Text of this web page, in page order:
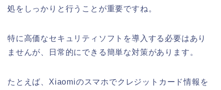
処をしっかりと行うことが重要ですね。
特に高価なセキュリティソフトを導入する必要はあり
ませんが、日常的にできる簡単な対策があります。
たとえば、Xiaomiのスマホでクレジットカード情報を